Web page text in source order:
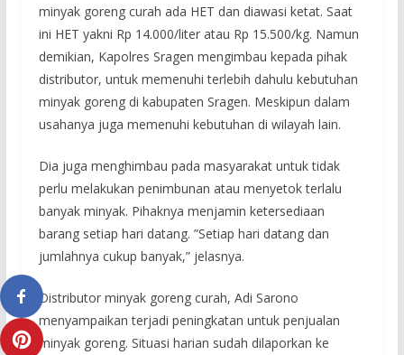
minyak goreng curah ada HET dan diawasi ketat. Saat
ini HET yakni Rp 14.000/liter atau Rp 15.500/kg. Namun
demikian, Kapolres Sragen mengimbau kepada pihak
distributor, untuk memenuhi terlebih dahulu kebutuhan
minyak goreng di kabupaten Sragen. Meskipun dalam
usahanya juga memenuhi kebutuhan di wilayah lain.
Dia juga menghimbau pada masyarakat untuk tidak
perlu melakukan penimbunan atau menyetok terlalu
banyak minyak. Pihaknya menjamin ketersediaan
barang setiap hari datang. ”Setiap hari datang dan
jumlahnya cukup banyak,” jelasnya.
Distributor minyak goreng curah, Adi Sarono
menyampaikan terjadi peningkatan untuk penjualan
minyak goreng. Situasi harian sudah dilaporkan ke